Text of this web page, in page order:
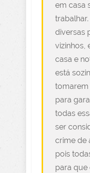
em casa
diversas
vizinhos,
casa e
está
tomarem
para
todas
ser
crime de
pois
para que